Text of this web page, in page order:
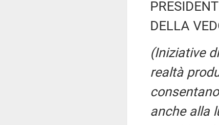
DELLA
(Iniziative
realtà
anche alla